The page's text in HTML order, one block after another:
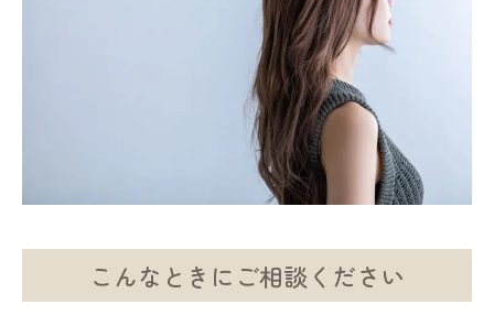
こんなときにご相談ください